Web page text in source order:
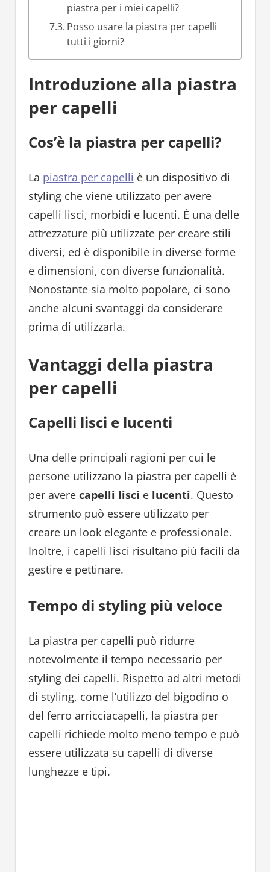
piastra per i miei capelli?
Posso usare la piastra per capelli
tutti i giorni?
Introduzione alla piastra
per capelli
Cos’è la piastra per capelli?
La piastra per capelli è un dispositivo di
styling che viene utilizzato per avere
capelli lisci, morbidi e lucenti. È una delle
attrezzature più utilizzate per creare stili
diversi, ed è disponibile in diverse forme
e dimensioni, con diverse funzionalità.
Nonostante sia molto popolare, ci sono
anche alcuni svantaggi da considerare
prima di utilizzarla.
Vantaggi della piastra
per capelli
Capelli lisci e lucenti
Una delle principali ragioni per cui le
persone utilizzano la piastra per capelli è
per avere capelli lisci elucenti. Questo
strumento può essere utilizzato per
creare un look elegante e professionale.
Inoltre, i capelli lisci risultano più facili da
gestire e pettinare.
Tempo di styling più veloce
La piastra per capelli può ridurre
notevolmente il tempo necessario per
styling dei capelli. Rispetto ad altri metodi
di styling, come l’utilizzo del bigodino o
del ferro arricciacapelli, la piastra per
capelli richiede molto meno tempo e può
essere utilizzata su capelli di diverse
lunghezze e tipi.